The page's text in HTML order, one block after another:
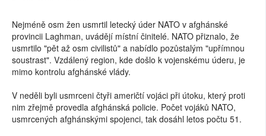
Nejméně osm žen usmrtil letecký úder NATO v afghánské
provincii Laghman, uvádějí místní činitelé. NATO přiznalo, že
usmrtilo "pět až osm civilistů" a nabídlo pozůstalým "upřímnou
soustrast". Vzdálený region, kde došlo k vojenskému úderu, je
mimo kontrolu afghánské vlády.
V neděli byli usmrceni čtyři američtí vojáci při útoku, který proti
nim zřejmě provedla afghánská policie. Počet vojáků NATO,
usmrcených afghánskými spojenci, tak dosáhl letos počtu 51.